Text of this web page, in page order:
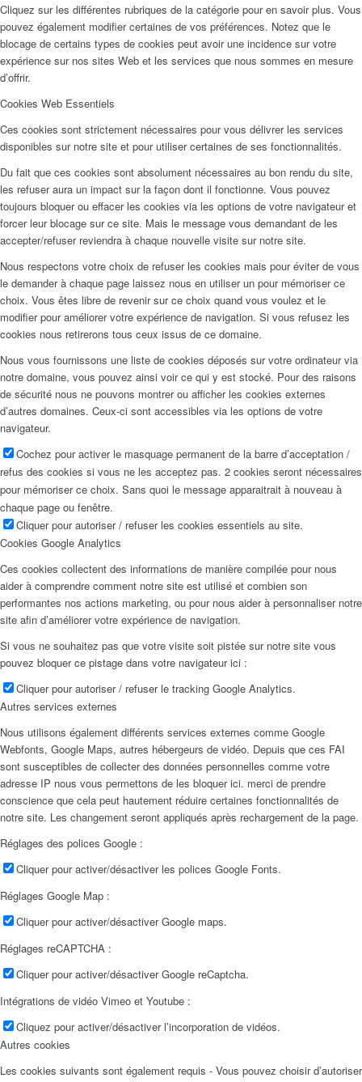
Cliquez sur les différentes rubriques de la catégorie pour en savoir plus. Vous
pouvez également modifier certaines de vos préférences. Notez que le
blocage de certains types de cookies peut avoir une incidence sur votre
expérience sur nos sites Web et les services que nous sommes en mesure
d’offrir.
Cookies Web Essentiels
Ces cookies sont strictement nécessaires pour vous délivrer les services
disponibles sur notre site et pour utiliser certaines de ses fonctionnalités.
Du fait que ces cookies sont absolument nécessaires au bon rendu du site,
les refuser aura un impact sur la façon dont il fonctionne. Vous pouvez
toujours bloquer ou effacer les cookies via les options de votre navigateur et
forcer leur blocage sur ce site. Mais le message vous demandant de les
accepter/refuser reviendra à chaque nouvelle visite sur notre site.
Nous respectons votre choix de refuser les cookies mais pour éviter de vous
le demander à chaque page laissez nous en utiliser un pour mémoriser ce
choix. Vous êtes libre de revenir sur ce choix quand vous voulez et le
modifier pour améliorer votre expérience de navigation. Si vous refusez les
cookies nous retirerons tous ceux issus de ce domaine.
Nous vous fournissons une liste de cookies déposés sur votre ordinateur via
notre domaine, vous pouvez ainsi voir ce qui y est stocké. Pour des raisons
de sécurité nous ne pouvons montrer ou afficher les cookies externes
d’autres domaines. Ceux-ci sont accessibles via les options de votre
navigateur.
Cochez pour activer le masquage permanent de la barre d’acceptation /
refus des cookies si vous ne les acceptez pas. 2 cookies seront nécessaires
pour mémoriser ce choix. Sans quoi le message apparaitrait à nouveau à
chaque page ou fenêtre.
Cliquer pour autoriser / refuser les cookies essentiels au site.
Cookies Google Analytics
Ces cookies collectent des informations de manière compilée pour nous
aider à comprendre comment notre site est utilisé et combien son
performantes nos actions marketing, ou pour nous aider à personnaliser notre
site afin d’améliorer votre expérience de navigation.
Si vous ne souhaitez pas que votre visite soit pistée sur notre site vous
pouvez bloquer ce pistage dans votre navigateur ici :
Cliquer pour autoriser / refuser le tracking Google Analytics.
Autres services externes
Nous utilisons également différents services externes comme Google
Webfonts, Google Maps, autres hébergeurs de vidéo. Depuis que ces FAI
sont susceptibles de collecter des données personnelles comme votre
adresse IP nous vous permettons de les bloquer ici. merci de prendre
conscience que cela peut hautement réduire certaines fonctionnalités de
notre site. Les changement seront appliqués après rechargement de la page.
Réglages des polices Google :
Cliquer pour activer/désactiver les polices Google Fonts.
Réglages Google Map :
Cliquer pour activer/désactiver Google maps.
Réglages reCAPTCHA :
Cliquer pour activer/désactiver Google reCaptcha.
Intégrations de vidéo Vimeo et Youtube :
Cliquez pour activer/désactiver l’incorporation de vidéos.
Autres cookies
Les cookies suivants sont également requis - Vous pouvez choisir d’autoriser